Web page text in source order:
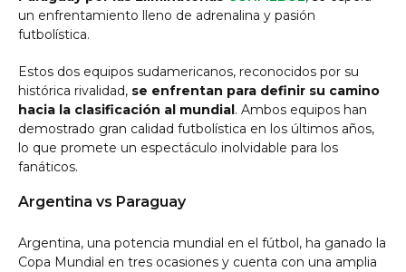
un enfrentamiento lleno de adrenalina y pasión
futbolística.
Estos dos equipos sudamericanos, reconocidos por su
histórica rivalidad, se enfrentan para definir su camino
hacia la clasificación al mundial. Ambos equipos han
demostrado gran calidad futbolística en los últimos años,
lo que promete un espectáculo inolvidable para los
fanáticos.
Argentina vs Paraguay
Argentina, una potencia mundial en el fútbol, ha ganado la
Copa Mundial en tres ocasiones y cuenta con una amplia